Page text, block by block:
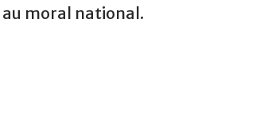
moral national.